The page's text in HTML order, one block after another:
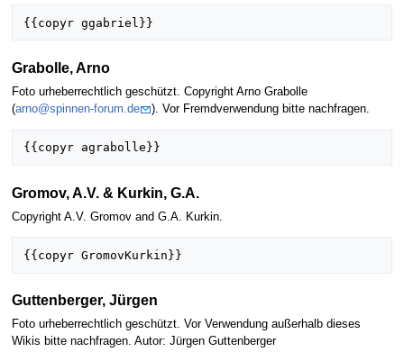
Grabolle, Arno
Foto urheberrechtlich geschützt. Copyright Arno Grabolle
(arno@spinnen-forum.de ). Vor Fremdverwendung bitte nachfragen.
Gromov, A.V. & Kurkin, G.A.
Copyright A.V. Gromov and G.A. Kurkin.
Guttenberger, Jürgen
Foto urheberrechtlich geschützt. Vor Verwendung außerhalb dieses
Wikis bitte nachfragen. Autor: Jürgen Guttenberger